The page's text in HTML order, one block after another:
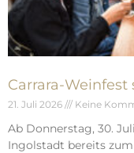
Carrara-
21. Juli 2026 Keine
Ab Donnerstag, 30.
Ingolstadt bereits zum